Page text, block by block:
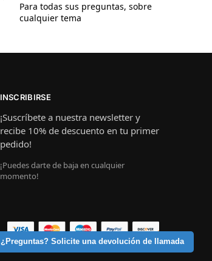
¿Preguntas? Solicite una devolución de llamada
Para todas sus preguntas, sobre
cualquier tema
INSCRIBIRSE
¡Suscríbete a nuestra newsletter y
recibe 10% de descuento en tu primer
pedido!
¡Puedes darte de baja en cualquier
momento!